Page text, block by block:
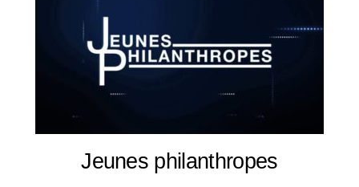
Jeunes philanthropes